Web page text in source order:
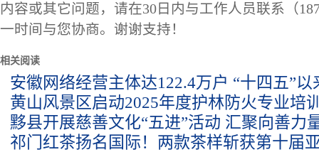
内容或其它问题，请在30日内与工作人员联系（
一时间与您协商。谢谢支持！
相关阅读
安徽网络经营主体达122.4万户 “十四五”
黄山风景区启动2025年度护林防火专业培
黟县开展慈善文化“五进”活动 汇聚向善力
祁门红茶扬名国际！两款茶样斩获第十届